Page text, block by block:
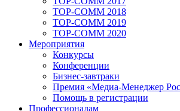
TOP-COMM 2018
TOP-COMM 2019
TOP-COMM 2020
Мероприятия
Конкурсы
Конференции
Бизнес-завтраки
Премия «Медиа-Менеджер
Помощь в регистрации
Профессионалам